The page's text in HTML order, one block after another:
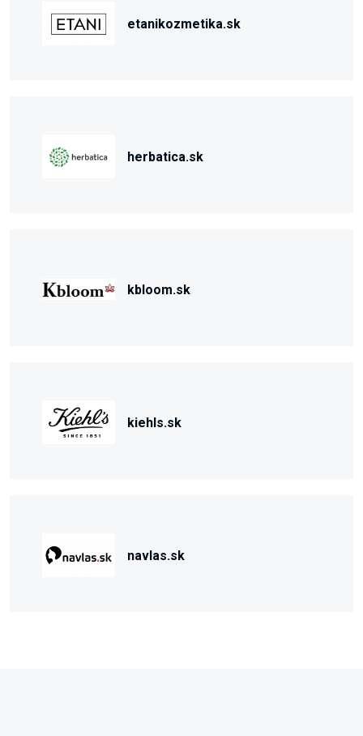
etanikozmetika.sk
herbatica.sk
kbloom.sk
kiehls.sk
navlas.sk